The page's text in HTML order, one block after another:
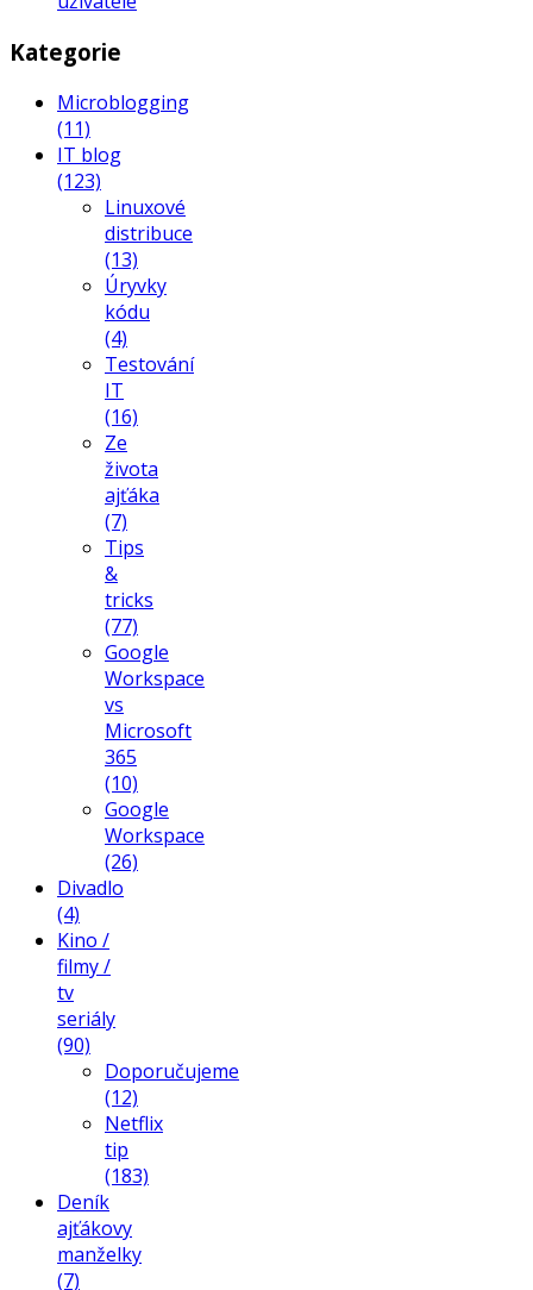
Kategorie
Microblogging
(11)
IT blog
(123)
Linuxové
distribuce
(13)
Úryvky
kódu
(4)
Testování
IT
(16)
Ze
života
ajťáka
(7)
Tips
&
tricks
(77)
Google
Workspace
vs
Microsoft
365
(10)
Google
Workspace
(26)
Divadlo
(4)
Kino /
filmy /
tv
seriály
(90)
Doporučujeme
(12)
Netflix
tip
(183)
Deník
ajťákovy
manželky
(7)